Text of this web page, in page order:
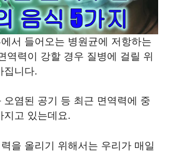
서 들어오는 병원균에 저항하는
역력이 강할 경우 질병에 걸릴 위
집니다.
오염된 공기 등 최근 면역력에 중
지고 있는데요.
을 올리기 위해서는 우리가 매일